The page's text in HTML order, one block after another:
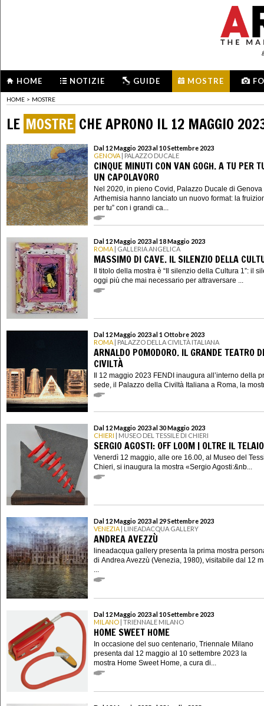
HOME NOTIZIE GUIDE MOSTRE
HOME > MOSTRE
LE MOSTRE CHE APRONO IL 12 MAGGIO
Dal 12 Maggio 2023 al 10 Settembre 2023
GENOVA | PALAZZO DUCALE
CINQUE MINUTI CON VAN GOGH. A TU PER
UN CAPOLAVORO
Nel 2020, in pieno Covid, Palazzo Ducale di Genova
Arthemisia hanno lanciato un nuovo format: la
per tu” con i grandi ca...
Dal 12 Maggio 2023 al 18 Maggio 2023
ROMA | GALLERIA ANGELICA
MASSIMO DI CAVE. IL SILENZIO DELLA
Il titolo della mostra è “Il silenzio della Cultura 1”: il
oggi più che mai necessario per attraversare ...
Dal 12 Maggio 2023 al 1 Ottobre 2023
ROMA | PALAZZO DELLA CIVILTÀ ITALIANA
ARNALDO POMODORO. IL GRANDE TEATRO
CIVILTÀ
Il 12 maggio 2023 FENDI inaugura all’interno della
sede, il Palazzo della Civiltà Italiana a Roma, la
Dal 12 Maggio 2023 al 30 Maggio 2023
CHIERI | MUSEO DEL TESSILE DI CHIERI
SERGIO AGOSTI: OFF LOOM | OLTRE IL TELAIO
Venerdì 12 maggio, alle ore 16.00, al Museo del
Chieri, si inaugura la mostra «Sergio Agosti:&nb...
Dal 12 Maggio 2023 al 29 Settembre 2023
VENEZIA | LINEADACQUA GALLERY
ANDREA AVEZZÙ
lineadacqua gallery presenta la prima mostra
di Andrea Avezzù (Venezia, 1980), visitabile dal 12
Dal 12 Maggio 2023 al 10 Settembre 2023
MILANO | TRIENNALE MILANO
HOME SWEET HOME
In occasione del suo centenario, Triennale Milano
presenta dal 12 maggio al 10 settembre 2023 la
mostra Home Sweet Home, a cura di...